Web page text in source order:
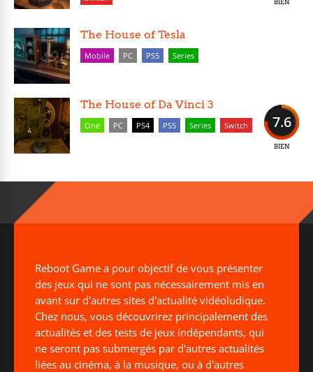
BIEN
The House of Tesla
Mobile PC PS5 Series
7.6
BIEN
The House of Da Vinci 3
One PC PS4 PS5 Series Switch
Reboot Game a pour objectif de vous présenter
des jeux qui ne sont pas nécessairement mis en
avant sur d'autres sites d'actualité vidéoludique.
Chez nous, vous découvrirez principalement des
actualités et des tests de jeux indépendants, qui
ne seront pas submergés par d'autres actualités
liées au cinéma, à la musique, ou à d'autres